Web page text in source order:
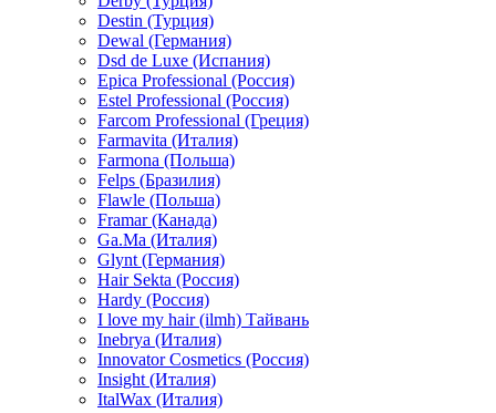
Destin (Турция)
Dewal (Германия)
Dsd de Luxe (Испания)
Epica Professional (Россия)
Estel Professional (Россия)
Farcom Professional (Греция)
Farmavita (Италия)
Farmona (Польша)
Felps (Бразилия)
Flawle (Польша)
Framar (Канада)
Ga.Ma (Италия)
Glynt (Германия)
Hair Sekta (Россия)
Hardy (Россия)
I love my hair (ilmh) Тайвань
Inebrya (Италия)
Innovator Cosmetics (Россия)
Insight (Италия)
ItalWax (Италия)